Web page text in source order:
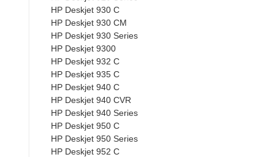
HP Deskjet 930 C
HP Deskjet 930 CM
HP Deskjet 930 Series
HP Deskjet 9300
HP Deskjet 932 C
HP Deskjet 935 C
HP Deskjet 940 C
HP Deskjet 940 CVR
HP Deskjet 940 Series
HP Deskjet 950 C
HP Deskjet 950 Series
HP Deskjet 952 C